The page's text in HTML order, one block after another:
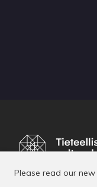
Please read our new